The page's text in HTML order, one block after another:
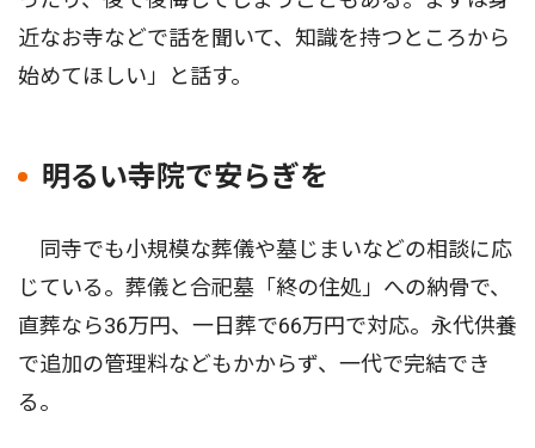
近なお寺などで話を聞いて、知識を持つところから
始めてほしい」と話す。
明るい寺院で安らぎを
同寺でも小規模な葬儀や墓じまいなどの相談に応
じている。葬儀と合祀墓「終の住処」への納骨で、
直葬なら36万円、一日葬で66万円で対応。永代供養
で追加の管理料などもかからず、一代で完結でき
る。